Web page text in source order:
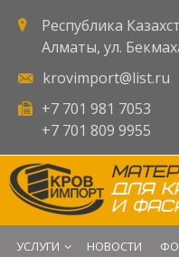
Республика
Алматы, ул.
krovimport@list.ru
+7 701 981 7053
+7 701 809 9955
ФИО
ДЛЯ
И
УСЛУГИ НОВОСТИ